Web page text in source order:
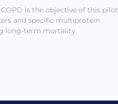
is the objective of this pilot
and specific multiprotein
long-term mortality